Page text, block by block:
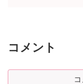
コメント